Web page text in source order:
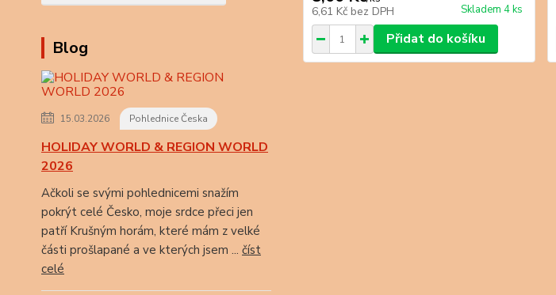
Blog
15.03.2026 Pohlednice Česka
HOLIDAY WORLD & REGION WORLD
2026
Ačkoli se svými pohlednicemi snažím
pokrýt celé Česko, moje srdce přeci jen
patří Krušným horám, které mám z velké
části prošlapané a ve kterých jsem ... číst
celé
6,61 Kč bez DPH Skladem 4 ks
Přidat do košíku